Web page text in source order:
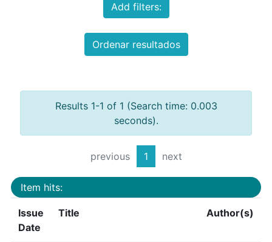
Add filters:
Ordenar resultados
Results 1-1 of 1 (Search time: 0.003
seconds).
previous 1 next
Item hits:
Issue
Date
Title Author(s)